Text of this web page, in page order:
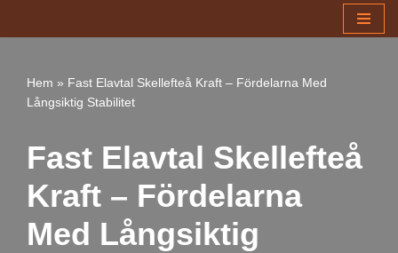
innehåll
Hem » Fast Elavtal Skellefteå Kraft – Fördelarna Med
Långsiktig Stabilitet
Fast Elavtal Skellefteå
Kraft – Fördelarna
Med Långsiktig